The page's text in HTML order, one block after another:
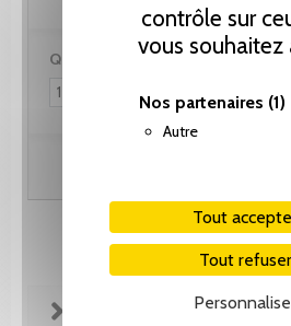
contrôle sur
vous souhaitez
Nos partenaires (1)
Autre
Tout
Tout refuser
Quantité :
FICHE TECHNIQUE